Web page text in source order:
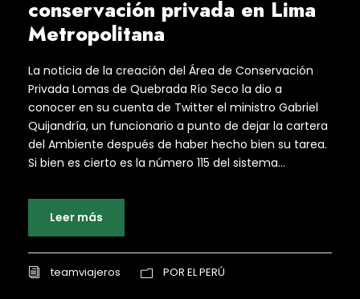
conservación privada en Lima
Metropolitana
La noticia de la creación del Área de Conservación
Privada Lomas de Quebrada Río Seco la dio a
conocer en su cuenta de Twitter el ministro Gabriel
Quijandría, un funcionario a punto de dejar la cartera
del Ambiente después de haber hecho bien su tarea.
Si bien es cierto es la número 115 del sistema...
Leer más
teamviajeros POR EL PERÚ